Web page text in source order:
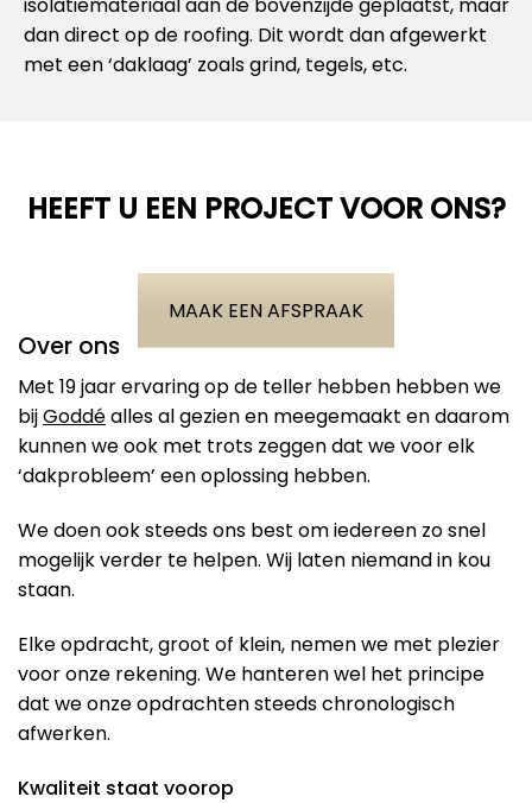
dan direct op de roofing. Dit wordt dan afgewerkt
met een ‘daklaag’ zoals grind, tegels, etc.
HEEFT U EEN PROJECT VOOR ONS?
MAAK EEN AFSPRAAK
Over ons
Met 19 jaar ervaring op de teller hebben hebben we
bijGoddéalles al gezien en meegemaakt en daarom
kunnen we ook met trots zeggen dat we voor elk
‘dakprobleem’ een oplossing hebben.
We doen ook steeds ons best om iedereen zo snel
mogelijk verder te helpen. Wij laten niemand in kou
staan.
Elke opdracht, groot of klein, nemen we met plezier
voor onze rekening. We hanteren wel het principe
dat we onze opdrachten steeds chronologisch
afwerken.
Kwaliteit staat voorop